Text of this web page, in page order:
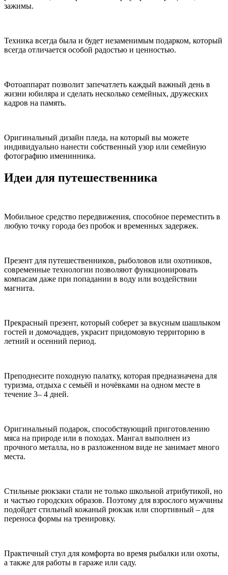
зажимы.
Техника всегда была и будет незаменимым подарком, который
всегда отличается особой радостью и ценностью.
Фотоаппарат позволит запечатлеть каждый важный день в
жизни юбиляра и сделать несколько семейных, дружеских
кадров на память.
Оригинальный дизайн пледа, на который вы можете
индивидуально нанести собственный узор или семейную
фотографию именинника.
Идеи для путешественника
Мобильное средство передвижения, способное переместить в
любую точку города без пробок и временных задержек.
Презент для путешественников, рыболовов или охотников,
современные технологии позволяют функционировать
компасам даже при попадании в воду или воздействии
магнита.
Прекрасный презент, который соберет за вкусным шашлыком
гостей и домочадцев, украсит придомовую территорию в
летний и осенний период.
Преподнесите походную палатку, которая предназначена для
туризма, отдыха с семьёй и ночёвками на одном месте в
течение 3– 4 дней.
Оригинальный подарок, способствующий приготовлению
мяса на природе или в походах. Мангал выполнен из
прочного металла, но в разложенном виде не занимает много
места.
Стильные рюкзаки стали не только школьной атрибутикой, но
и частью городских образов. Поэтому для взрослого мужчины
подойдет стильный кожаный рюкзак или спортивный – для
переноса формы на тренировку.
Практичный стул для комфорта во время рыбалки или охоты,
а также для работы в гараже или саду.